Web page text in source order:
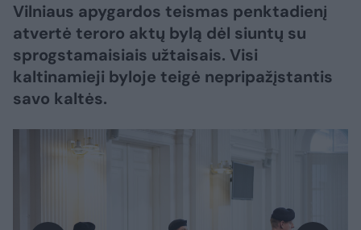
Vilniaus apygardos teismas penktadienį
atvertė teroro aktų bylą dėl siuntų su
sprogstamaisiais užtaisais. Visi
kaltinamieji byloje teigė nepripažįstantis
savo kaltės.